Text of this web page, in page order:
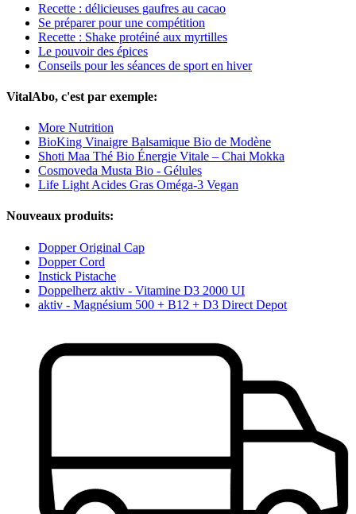
Recette : délicieuses gaufres au cacao
Se préparer pour une compétition
Recette : Shake protéiné aux myrtilles
Le pouvoir des épices
Conseils pour les séances de sport en hiver
VitalAbo, c'est par exemple:
More Nutrition
BioKing Vinaigre Balsamique Bio de Modène
Shoti Maa Thé Bio Énergie Vitale – Chai Mokka
Cosmoveda Musta Bio - Gélules
Life Light Acides Gras Oméga-3 Vegan
Nouveaux produits:
Dopper Original Cap
Dopper Cord
Instick Pistache
Doppelherz aktiv - Vitamine D3 2000 UI
aktiv - Magnésium 500 + B12 + D3 Direct Depot